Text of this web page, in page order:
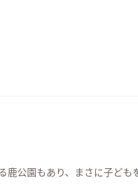
公園もあり、まさに子ども